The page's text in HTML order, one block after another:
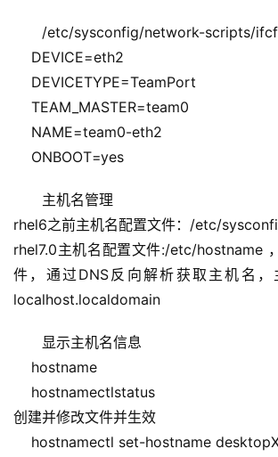
/etc/sysconfig/network-scripts/
DEVICE=eth2
DEVICETYPE=TeamPort
TEAM_MASTER=team0
NAME=team0-eth2
ONBOOT=yes
主机名管理
rhel6之前主机名配置文件：/etc/
rhel7.0主机名配置文件:/etc/hostname
件，通过DNS反向解析获取主机名，
localhost.localdomain
显示主机名信息
hostname
hostnamectlstatus
创建并修改文件并生效
hostnamectl set-hostname